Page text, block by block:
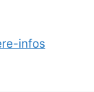
infos